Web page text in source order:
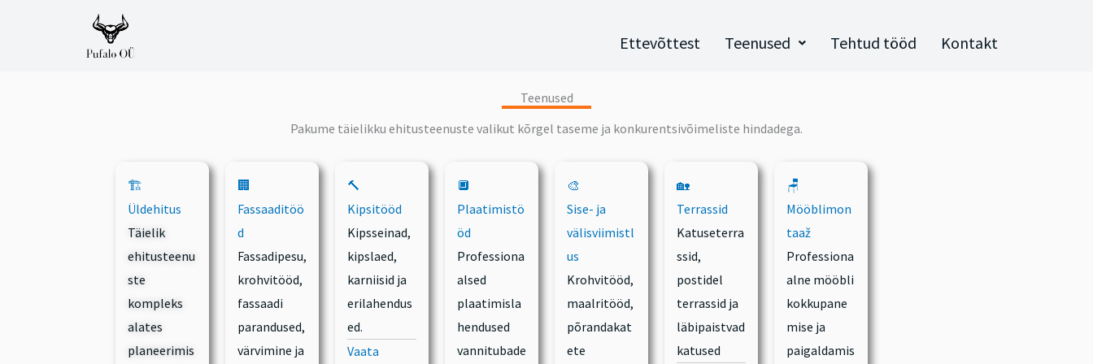
Ettevõttest Teenused Tehtud tööd Kontakt
Teenused
Pakume täielikku ehitusteenuste valikut kõrgel taseme ja konkurentsivõimeliste hindadega.
🏗️
Üldehitus
Täielik
ehitusteenu
ste
kompleks
alates
planeerimis
🏢
Fassaaditöö
d
Fassadipesu,
krohvitööd,
fassaadi
parandused,
värvimine ja
🔨
Kipsitööd
Kipsseinad,
kipslaed,
karniisid ja
erilahendus
ed.
Vaata
🔲
Plaatimistö
öd
Professiona
alsed
plaatimisla
hendused
vannitubade
🎨
Sise- ja
välisviimistl
us
Krohvitööd,
maalritööd,
põrandakat
ete
🏡
Terrassid
Katuseterra
ssid,
postidel
terrassid ja
läbipaistvad
katused
🪑
Mööblimon
taaž
Professiona
alne mööbli
kokkupane
mise ja
paigaldamis